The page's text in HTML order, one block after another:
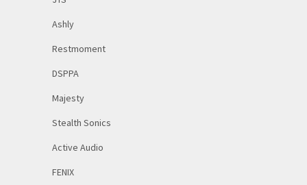
Ashly
Restmoment
DSPPA
Majesty
Stealth Sonics
Active Audio
FENIX